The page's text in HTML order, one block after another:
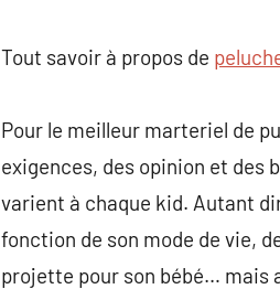
Tout savoir à propos de
Pour le meilleur marteriel de
exigences, des opinion et des
varient à chaque kid. Autant
fonction de son mode de vie,
projette pour son bébé… mais